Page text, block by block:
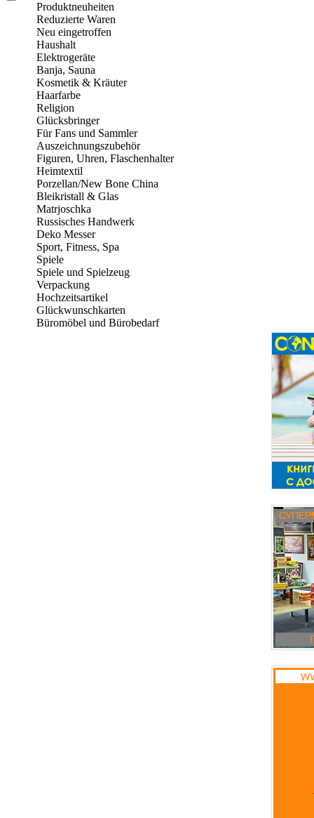
Produktneuheiten
Reduzierte Waren
Neu eingetroffen
Haushalt
Elektrogeräte
Banja, Sauna
Kosmetik & Kräuter
Haarfarbe
Religion
Glücksbringer
Für Fans und Sammler
Auszeichnungszubehör
Figuren, Uhren, Flaschenhalter
Heimtextil
Porzellan/New Bone China
Bleikristall & Glas
Matrjoschka
Russisches Handwerk
Deko Messer
Sport, Fitness, Spa
Spiele
Spiele und Spielzeug
Verpackung
Hochzeitsartikel
Glückwunschkarten
Büromöbel und Bürobedarf